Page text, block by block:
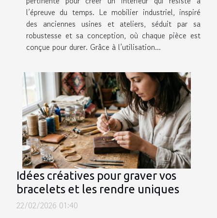
l’épreuve du temps. Le mobilier industriel, inspiré
des anciennes usines et ateliers, séduit par sa
robustesse et sa conception, où chaque pièce est
conçue pour durer. Grâce à l’utilisation...
Idées créatives pour graver vos
bracelets et les rendre uniques
22/02/2026 01:40